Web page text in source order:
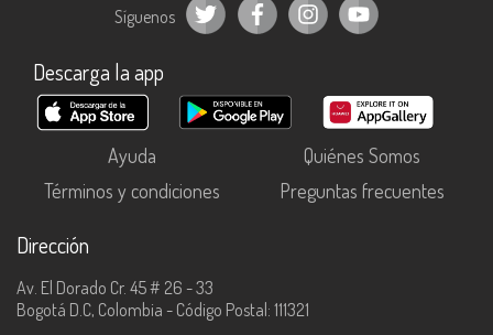
Síguenos
Descarga la app
Ayuda
Quiénes Somos
Términos y condiciones
Preguntas frecuentes
Dirección
Av. El Dorado Cr. 45 # 26 - 33
Bogotá D.C, Colombia - Código Postal: 111321